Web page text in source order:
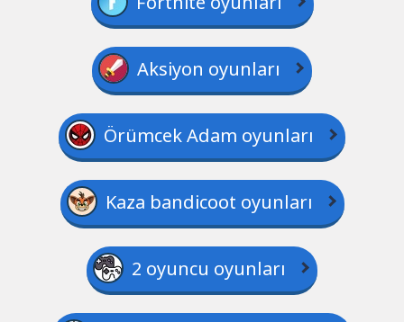
Aksiyon oyunları
Örümcek Adam oyunları
Kaza bandicoot oyunları
2 oyuncu oyunları